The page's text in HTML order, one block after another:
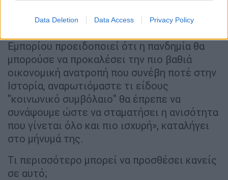
Data Deletion Data Access Privacy Policy
«Απόψε, καθώς η Γαλλία βυθίζεται στην
Εμπορίου προειδοποιεί ότι η πανδημία θα
μπορούσε να προκαλέσει την πιο βαθιά
οικονομική ανατροπή που συνέβη ποτέ στην
Ιστορία, αναρωτιόμαστε τι είδους
"κοινωνικό συμβόλαιο" θα έπρεπε να
συνάψουμε ώστε να σταματήσει η ανισότητα
που γίνεται όλο και πιο ισχυρή», καταλήγει
στο μήνυμά της.
Τι περισσότερο μπορεί να προσθέσει κανείς
σε αυτό;